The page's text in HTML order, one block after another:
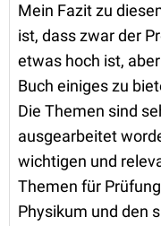
Mein Fazit zu
ist, dass zwar der
etwas hoch ist,
Buch einiges zu
Die Themen sind
ausgearbeitet
wichtigen und
Themen für
Physikum und den